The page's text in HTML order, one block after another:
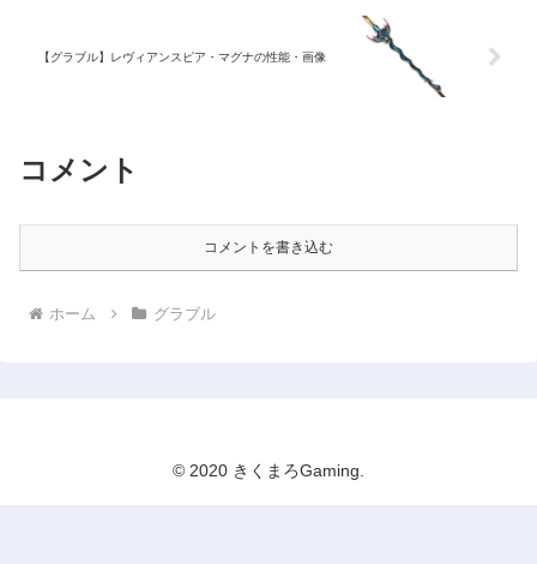
【グラブル】レヴィアンスピア・マグナの性能・画像
コメント
コメントを書き込む
ホーム グラブル
© 2020 きくまろGaming.